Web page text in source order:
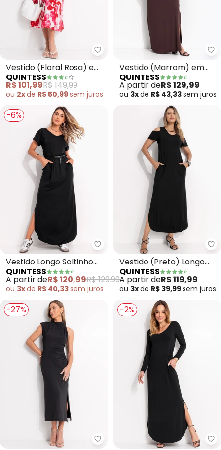
Quintess - Vestido (Floral
Vestido (Floral Rosa) em
Malha Texturizada
QUINTESS
R$ 101,99R$ 149,99
ou 2xde R$ 50,99sem juros
Vestido (Marrom) em
Malha de Viscose
QUINTESS
A partir deR$ 129,99
ou 3xde R$ 43,33sem juros
-6%
Quintess - Vestido Longo
Vestido Longo Soltinho
com Fenda (Preto)
QUINTESS
A partir deR$ 120,99R$ 129,99
ou 3xde R$ 40,33sem juros
Vestido (Preto) Longo
com Fendas e Ombro
Vazado
QUINTESS
A partir deR$ 119,99
ou 3xde R$ 39,99sem juros
-27%
Quintess - Vestido (Preto) em
-2%